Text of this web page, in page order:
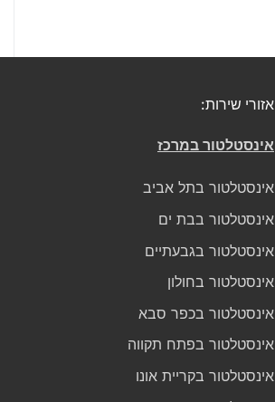
אזורי שירות:
אינסטלטור במרכז
אינסטלטור בתל אביב
אינסטלטור בבת ים
אינסטלטור בגבעתיים
אינסטלטור בחולון
אינסטלטור בכפר סבא
אינסטלטור בפתח תקווה
אינסטלטור בקריית אונו